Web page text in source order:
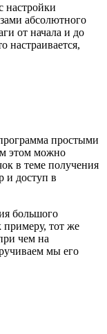
настройки
абсолютного
от начала и до
настраивается,
простыми
этом можно
в теме получения
и доступ в
большого
примеру, тот же
чем на
мы его